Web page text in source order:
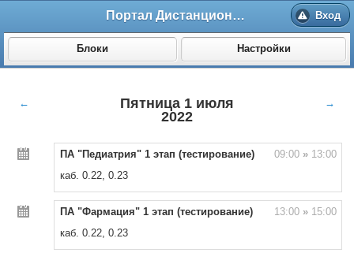
Портал Дистанционного обучения ВолгГМУ Вход
Блоки Настройки
←
Пятница 1 июля
2022
→
ПА "Педиатрия" 1 этап (тестирование) 09:00 »13:00
каб. 0.22, 0.23
ПА "Фармация" 1 этап (тестирование) 13:00 »15:00
каб. 0.22, 0.23